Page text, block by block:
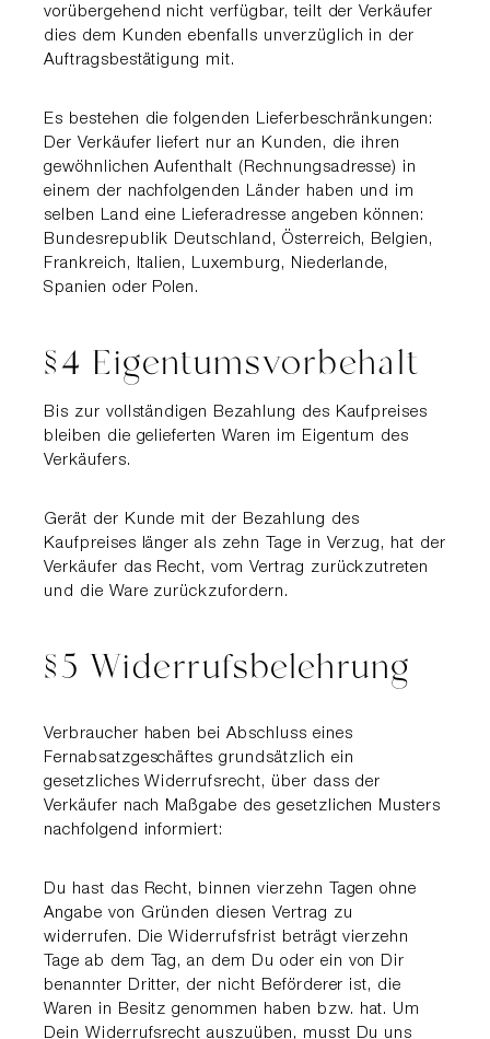
vorübergehend nicht verfügbar, teilt der Verkäufer
dies dem Kunden ebenfalls unverzüglich in der
Auftragsbestätigung mit.
Es bestehen die folgenden Lieferbeschränkungen:
Der Verkäufer liefert nur an Kunden, die ihren
gewöhnlichen Aufenthalt (Rechnungsadresse) in
einem der nachfolgenden Länder haben und im
selben Land eine Lieferadresse angeben können:
Bundesrepublik Deutschland, Österreich, Belgien,
Frankreich, Italien, Luxemburg, Niederlande,
Spanien oder Polen.
§4 Eigentumsvorbehalt
Bis zur vollständigen Bezahlung des Kaufpreises
bleiben die gelieferten Waren im Eigentum des
Verkäufers.
Gerät der Kunde mit der Bezahlung des
Kaufpreises länger als zehn Tage in Verzug, hat der
Verkäufer das Recht, vom Vertrag zurückzutreten
und die Ware zurückzufordern.
§5 Widerrufsbelehrung
Verbraucher haben bei Abschluss eines
Fernabsatzgeschäftes grundsätzlich ein
gesetzliches Widerrufsrecht, über dass der
Verkäufer nach Maßgabe des gesetzlichen Musters
nachfolgend informiert:
Du hast das Recht, binnen vierzehn Tagen ohne
Angabe von Gründen diesen Vertrag zu
widerrufen. Die Widerrufsfrist beträgt vierzehn
Tage ab dem Tag, an dem Du oder ein von Dir
benannter Dritter, der nicht Beförderer ist, die
Waren in Besitz genommen haben bzw. hat. Um
Dein Widerrufsrecht auszuüben, musst Du uns